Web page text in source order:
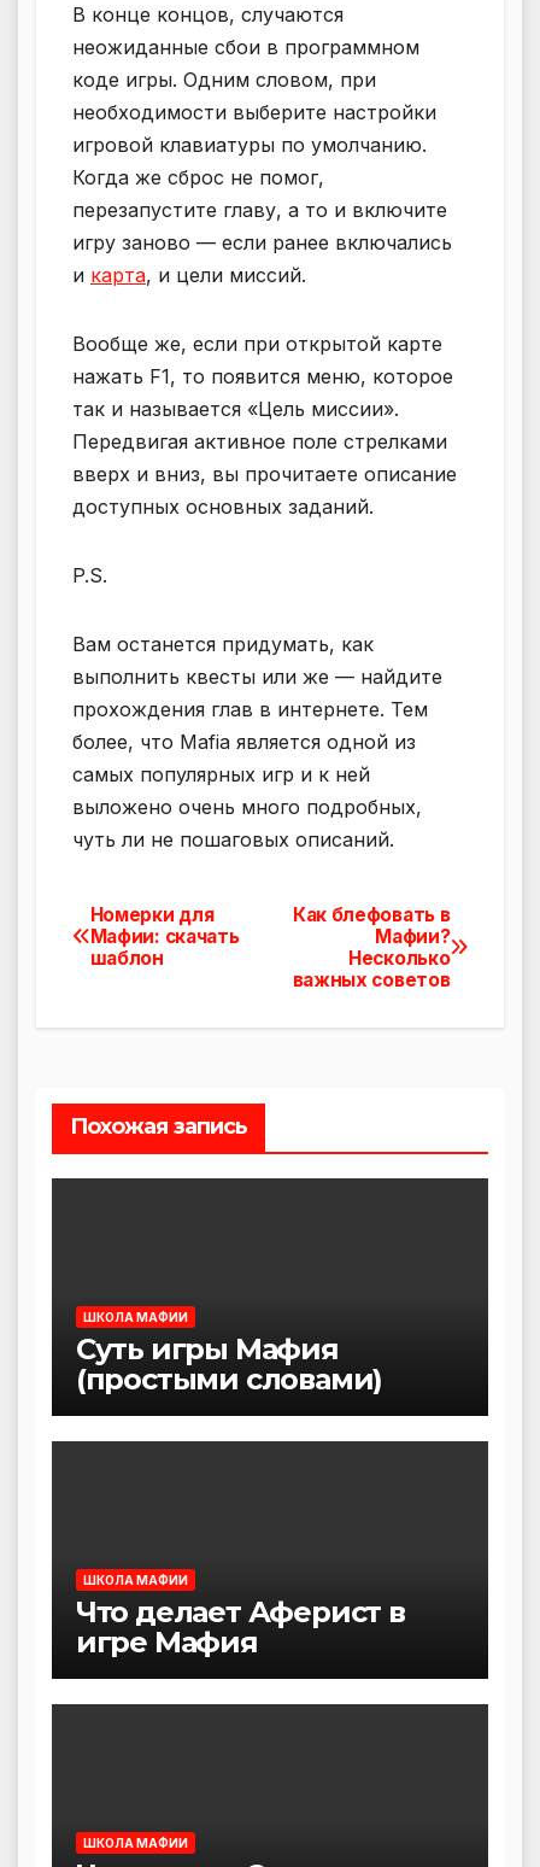
В конце концов, случаются
неожиданные сбои в программном
коде игры. Одним словом, при
необходимости выберите настройки
игровой клавиатуры по умолчанию.
Когда же сброс не помог,
перезапустите главу, а то и включите
игру заново — если ранее включались
и карта, и цели миссий.
Вообще же, если при открытой карте
нажать F1, то появится меню, которое
так и называется «Цель миссии».
Передвигая активное поле стрелками
вверх и вниз, вы прочитаете описание
доступных основных заданий.
P.S.
Вам останется придумать, как
выполнить квесты или же — найдите
прохождения глав в интернете. Тем
более, что Mafia является одной из
самых популярных игр и к ней
выложено очень много подробных,
чуть ли не пошаговых описаний.
Навигация
по
записям
Как блефовать в
Мафии?
Несколько
важных советов
Номерки для
Мафии: скачать
шаблон
Похожая запись
ШКОЛА МАФИИ
Суть игры Мафия
(простыми словами)
ШКОЛА МАФИИ
Что делает Аферист в
игре Мафия
ШКОЛА МАФИИ